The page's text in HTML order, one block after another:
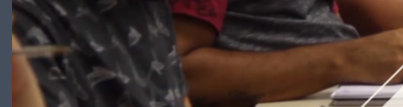
Skip to content